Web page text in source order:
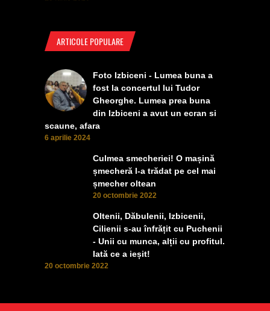
ARTICOLE POPULARE
Foto Izbiceni - Lumea buna a
fost la concertul lui Tudor
Gheorghe. Lumea prea buna
din Izbiceni a avut un ecran si
scaune, afara
6 aprilie 2024
Culmea smecheriei! O mașină
șmecheră l-a trădat pe cel mai
șmecher oltean
20 octombrie 2022
Oltenii, Dăbulenii, Izbicenii,
Cilienii s-au înfrățit cu Puchenii
- Unii cu munca, alții cu profitul.
Iată ce a ieșit!
20 octombrie 2022